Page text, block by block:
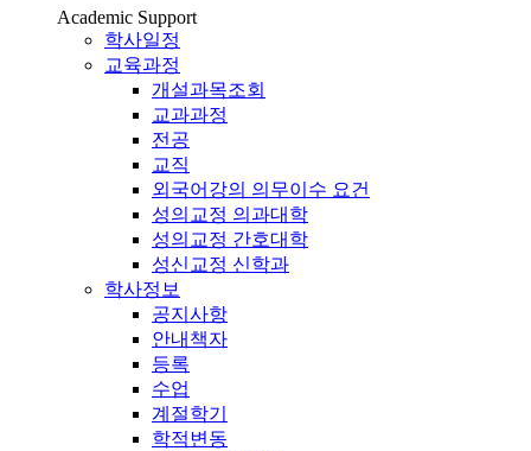
Academic Support
학사일정
교육과정
개설과목조회
교과과정
전공
교직
외국어강의 의무이수 요건
성의교정 의과대학
성의교정 간호대학
성신교정 신학과
학사정보
공지사항
안내책자
등록
수업
계절학기
학적변동